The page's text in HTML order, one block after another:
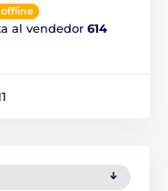
offline
al vendedor 614